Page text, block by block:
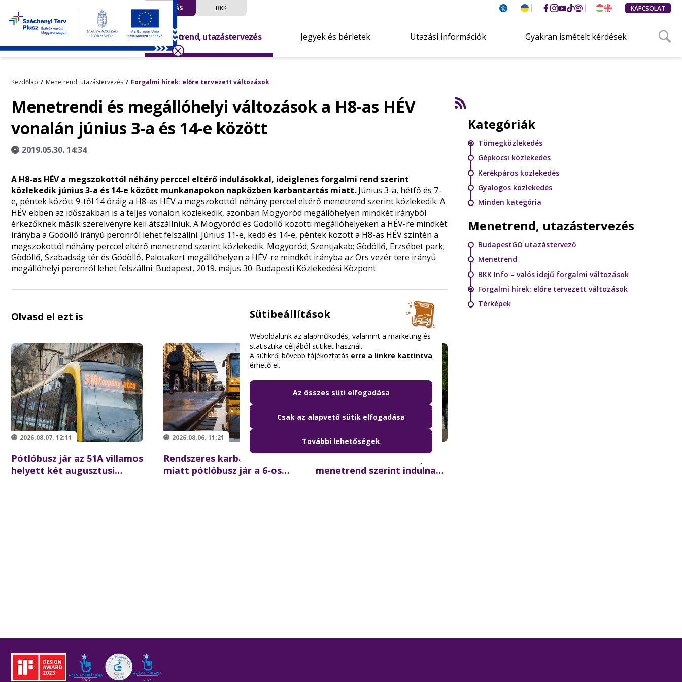
UTAZÁS BKK KAPCSOLAT
Menetrend, utazástervezés Jegyek és bérletek Utazási információk Gyakran ismételt kérdések
Kezdőlap Menetrend, utazástervezés Forgalmi hírek: előre tervezett változások
Menetrendi és megállóhelyi változások a H8-as HÉV
vonalán június 3-a és 14-e között
2019.05.30. 14:34
A H8-as HÉV a megszokottól néhány perccel eltérő indulásokkal, ideiglenes forgalmi rend szerint
közlekedik június 3-a és 14-e között munkanapokon napközben karbantartás miatt. Június 3-a, hétfő és 7-
e, péntek között 9-től 14 óráig a H8-as HÉV a megszokottól néhány perccel eltérő menetrend szerint közlekedik. A
HÉV ebben az időszakban is a teljes vonalon közlekedik, azonban Mogyoród megállóhelyen mindkét irányból
érkezőknek másik szerelvényre kell átszállniuk. A Mogyoród és Gödöllő közötti megállóhelyeken a HÉV-re mindkét
irányba a Gödöllő irányú peronról lehet felszállni. Június 11-e, kedd és 14-e, péntek között a H8-as HÉV szintén a
megszokottól néhány perccel eltérő menetrend szerint közlekedik. Mogyoród; Szentjakab; Gödöllő, Erzsébet park;
Gödöllő, Szabadság tér és Gödöllő, Palotakert megállóhelyen a HÉV-re mindkét irányba az Örs vezér tere irányú
megállóhelyi peronról lehet felszállni. Budapest, 2019. május 30. Budapesti Közlekedési Központ
Olvasd el ezt is
2026.08.07. 12:11
Pótlóbusz jár az 51A villamos
helyett két augusztusi
2026.08.06. 11:21
Rendszeres karbantartás
miatt pótlóbusz jár a 6-os
2026.08.06. 09:18
menetrend szerint indulnak
Kategóriák
Tömegközlekedés
Gépkocsi közlekedés
Kerékpáros közlekedés
Gyalogos közlekedés
Minden kategória
Menetrend, utazástervezés
BudapestGO utazástervező
Menetrend
BKK Info – valós idejű forgalmi változások
Forgalmi hírek: előre tervezett változások
Térképek
Sütibeállítások
Weboldalunk az alapműködés, valamint a marketing és
statisztika céljából sütiket használ.
A sütikről bővebb tájékoztatás erre a linkre kattintva
érhető el.
Az összes süti elfogadása
Csak az alapvető sütik elfogadása
További lehetőségek